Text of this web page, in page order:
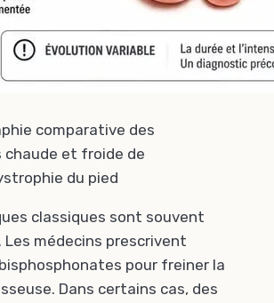
comparative des
chaude et froide de
du pied
classiques sont souvent
médecins prescrivent
pour freiner la
Dans certains cas, des